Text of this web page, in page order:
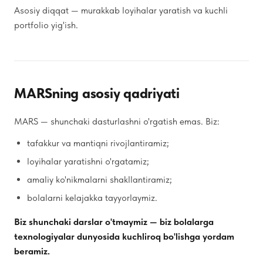
Asosiy diqqat — murakkab loyihalar yaratish va kuchli
portfolio yig'ish.
MARSning asosiy qadriyati
MARS — shunchaki dasturlashni o'rgatish emas. Biz:
tafakkur va mantiqni rivojlantiramiz;
loyihalar yaratishni o'rgatamiz;
amaliy ko'nikmalarni shakllantiramiz;
bolalarni kelajakka tayyorlaymiz.
Biz shunchaki darslar o'tmaymiz — biz bolalarga
texnologiyalar dunyosida kuchliroq bo'lishga yordam
beramiz.